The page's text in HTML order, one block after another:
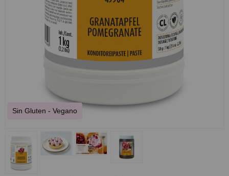
Sin Gluten - Vegano